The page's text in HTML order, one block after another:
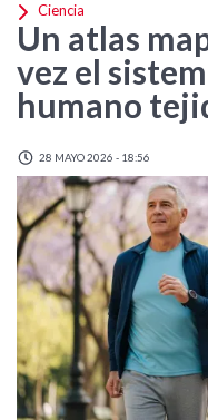
Ciencia
Un atlas
vez el
humano
28 MAYO 2026 - 18:56